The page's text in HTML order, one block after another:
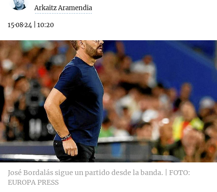
Arkaitz Aramendia
15·08·24 10:20
José Bordalás sigue un partido desde la banda. | FOTO:
EUROPA PRESS